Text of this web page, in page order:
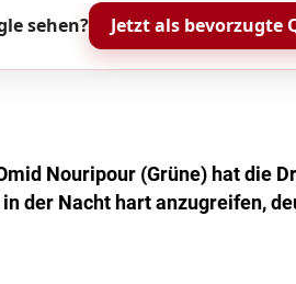
sehen? Jetzt als bevorzugte
Nouripour (Grüne) hat die
der Nacht hart anzugreifen,